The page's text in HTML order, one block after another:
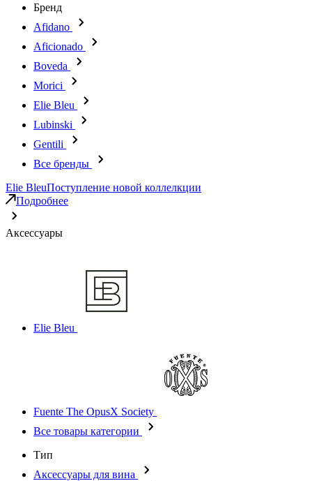
Бренд
Afidano
Aficionado
Boveda
Morici
Elie Bleu
Lubinski
Gentili
Все бренды
Elie BleuПоступление новой коллелкции
Подробнее
Аксессуары
Elie Bleu
Fuente The OpusX Society
Все товары категории
Тип
Аксессуары для вина